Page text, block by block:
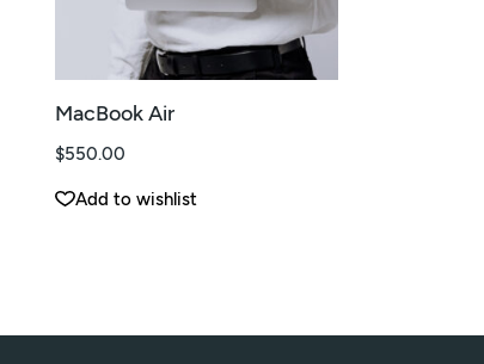
MacBook Air
$550.00
Add to wishlist